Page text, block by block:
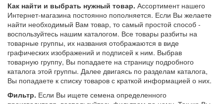
Как найти и выбрать нужный товар. Ассортимент нашего
Интернет-магазина постоянно пополняется. Если Вы желаете
найти необходимый Вам товар, то самый простой способ -
воспользуйтесь нашим каталогом. Все товары разбиты на
товарные группы, их названия отображаются в виде
графических изображений и подписей к ним. Выбрав
товарную группу, Вы попадаете на страницу подробного
каталога этой группы. Далее двигаясь по разделам каталога,
Вы попадаете к списку товаров с краткой информацией о них.
Фильтр. Если Вы ищете семена определенного